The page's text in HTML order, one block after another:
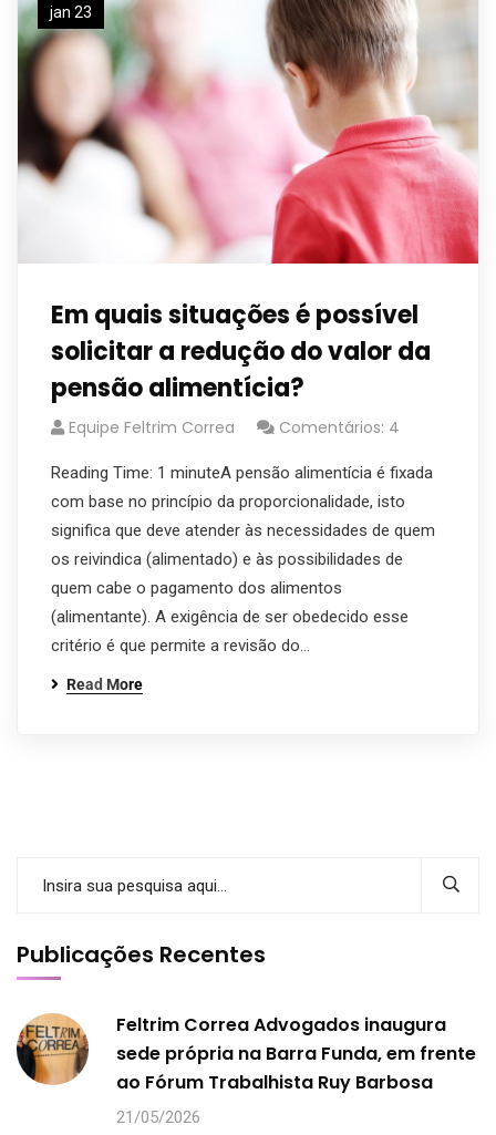
jan 23
Em quais situações é possível
solicitar a redução do valor da
pensão alimentícia?
Equipe Feltrim Correa Comentários: 4
Reading Time: 1 minuteA pensão alimentícia é fixada
com base no princípio da proporcionalidade, isto
significa que deve atender às necessidades de quem
os reivindica (alimentado) e às possibilidades de
quem cabe o pagamento dos alimentos
(alimentante). A exigência de ser obedecido esse
critério é que permite a revisão do…
Read More
Publicações Recentes
Feltrim Correa Advogados inaugura
sede própria na Barra Funda, em frente
ao Fórum Trabalhista Ruy Barbosa
21/05/2026